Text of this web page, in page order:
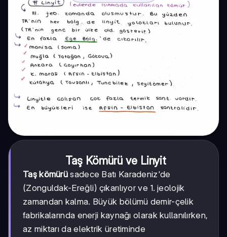
Taş Kömürü ve Linyit
Taş kömürü sadece Batı Karadeniz'de
(Zonguldak-Ereğli) çıkarılıyor ve 1. jeolojik
zamandan kalma. Büyük bölümü demir-çelik
fabrikalarında enerji kaynağı olarak kullanılırken,
az miktarı da elektrik üretiminde